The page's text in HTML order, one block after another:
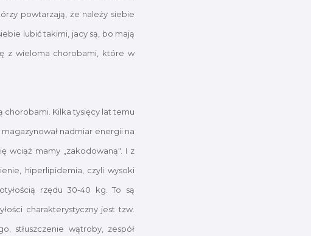
powtarzają, że należy siebie
lubić takimi, jacy są, bo mają
z wieloma chorobami, które w
chorobami. Kilka tysięcy lat temu
nadmiar energii na
wciąż mamy „zakodowaną". I z
hiperlipidemia, czyli wysoki
rzędu 30-40 kg. To są
charakterystyczny jest tzw.
stłuszczenie wątroby, zespół